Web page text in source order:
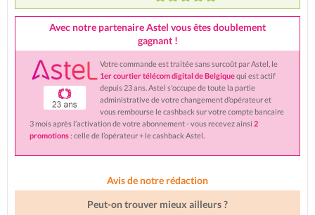
Avec notre partenaire Astel vous êtes doublement
gagnant !
Votre commande est traitée sans surcoût par Astel, le
1er courtier télécom digital de Belgiquequi est actif
depuis 23 ans. Astel s'occupe de toute la partie
administrative de votre changement d’opérateur et
vous rembourse le cashback sur votre compte bancaire
3 mois après l’activation de votre abonnement - vous recevez ainsi 2
promotions: celle de l’opérateur + le cashback Astel.
Avis de notre rédaction
Peut-on trouver mieux ailleurs ?